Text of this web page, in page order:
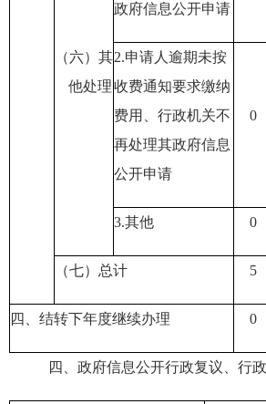
（六）其
他处理
政府信息公开申请
2.申请人逾期未按
收费通知要求缴纳
费用 、行政机关不
再处理其政府信息
公开申请
0
3.其他 0
（七）总计 5
四、结转下年度继续办理 0
四、政府信息公开行政复议、行